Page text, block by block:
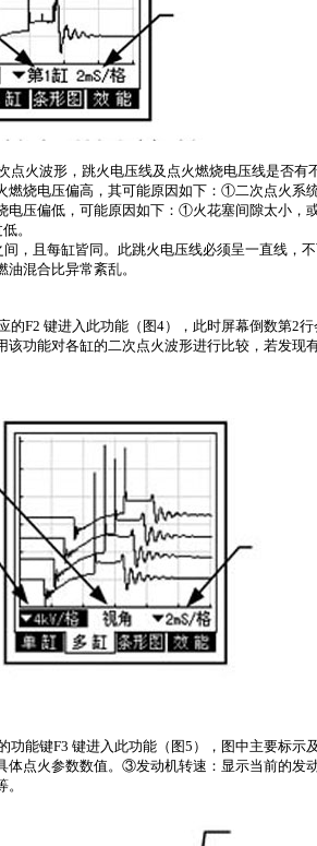
点火波形，跳火电压线及点火燃烧电压线是否有
燃烧电压偏高，其可能原因如下：①二次点火系
压偏低，可能原因如下：①火花塞间隙太小，
。
间，且每缸皆同。此跳火电压线必须呈一直线，
混合比异常紊乱。
的F2 键进入此功能（图4），此时屏幕倒数第2行
功能对各缸的二次点火波形进行比较，若发现
功能键F3 键进入此功能（图5 ），图中主要标示
点火参数数值。③发动机转速：显示当前的发